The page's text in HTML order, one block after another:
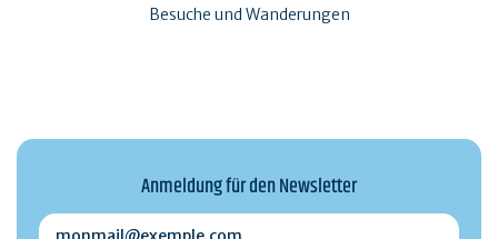
Besuche und Wanderungen
Anmeldung für den Newsletter
monmail@exemple.com